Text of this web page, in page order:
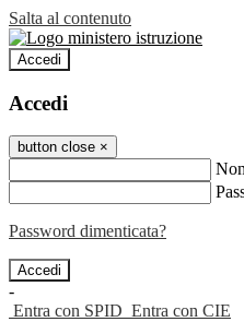
Salta al contenuto
Accedi
Accedi
button close ×
Password dimenticata?
-
Entra con SPID Entra con CIE